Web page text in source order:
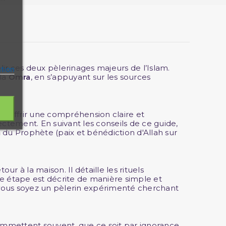
deux pèlerinages majeurs de l’Islam.
Omra, en s’appuyant sur les sources
offrir une compréhension claire et
En suivant les conseils de ce guide,
du Prophète (paix et bénédiction d'Allah sur
à la maison. Il détaille les rituels
étape est décrite de manière simple et
soyez un pèlerin expérimenté cherchant